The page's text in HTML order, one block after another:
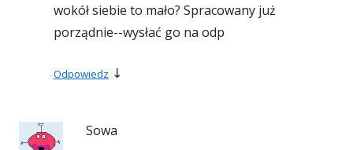
wokół siebie to mało? Spracowany już
porządnie--wysłać go na odp
Odpowiedz ↓
Sowa